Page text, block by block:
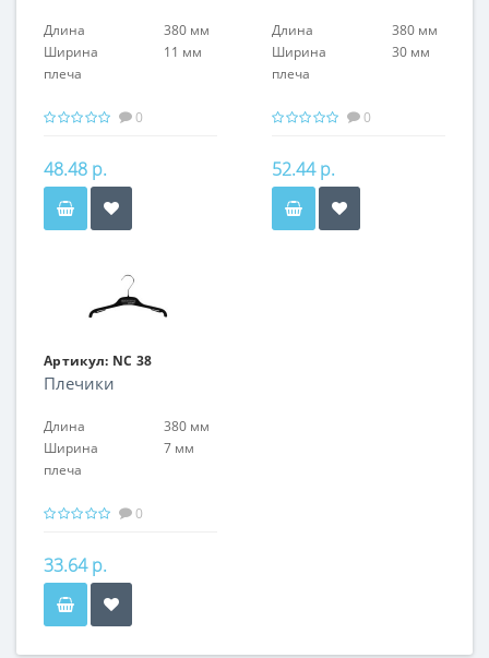
Длина
380 мм
Ширина
плеча
11 мм
0
48.48 р.
Длина
380 мм
Ширина
плеча
30 мм
0
52.44 р.
Артикул: NC 38
Плечики
Длина
380 мм
Ширина
плеча
7 мм
0
33.64 р.